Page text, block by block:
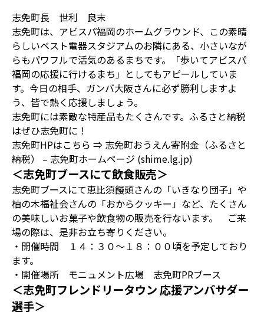
志免町長 世利 良末
志免町は、アビスパ福岡のホームグラウンド、この素晴
らしいベスト電器スタジアムのお隣にある、小さいなが
らもパワフルで活気のあるまちです。「歩いてアビスパ
福岡の応援に行けるまち」としてもアピールしていま
す。今日の相手、ガンバ大阪さんに必ず勝利しますよ
う、皆で熱く応援しましょう。
志免町には素敵な特産品もたくさんです。ふるさと納税
はぜひ志免町に！
志免町HPはこちら ⇒ 志免町おうえん寄附金（ふるさと
納税） – 志免町ホームページ (shime.lg.jp)
＜志免町ブースにて飲食販売＞
志免町ブースにて恵比須饅頭さんの「いきなり団子」や
柚の木福祉会さんの「おからクッキー」など、たくさん
の美味しいお菓子や飲食物の販売を行ないます。 ご来
場の際は、是非お立ち寄りください。
・開催時間 １４：３０～１８：００頃を予定しており
ます。
・開催場所 モニュメント広場 志免町PRブース
＜志免町フレンドリータウン 応援アンバサダー
選手＞